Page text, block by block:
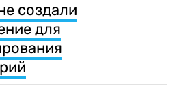
создали
для